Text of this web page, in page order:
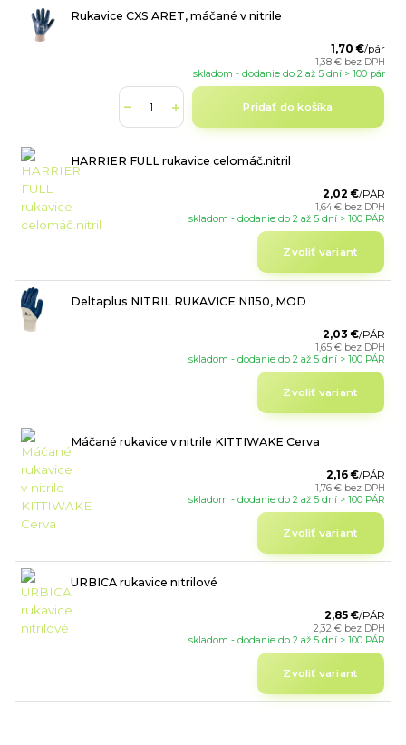
Rukavice CXS ARET, máčané v nitrile
1,70 €/pár
1,38 € bez DPH
skladom - dodanie do 2 až 5 dní > 100 pár
Pridať do košíka
HARRIER FULL rukavice celomáč.nitril
2,02 €/PÁR
1,64 € bez DPH
skladom - dodanie do 2 až 5 dní > 100 PÁR
Zvoliť variant
Deltaplus NITRIL RUKAVICE NI150, MOD
2,03 €/PÁR
1,65 € bez DPH
skladom - dodanie do 2 až 5 dní > 100 PÁR
Zvoliť variant
Máčané rukavice v nitrile KITTIWAKE Cerva
2,16 €/PÁR
1,76 € bez DPH
skladom - dodanie do 2 až 5 dní > 100 PÁR
Zvoliť variant
URBICA rukavice nitrilové
2,85 €/PÁR
2,32 € bez DPH
skladom - dodanie do 2 až 5 dní > 100 PÁR
Zvoliť variant